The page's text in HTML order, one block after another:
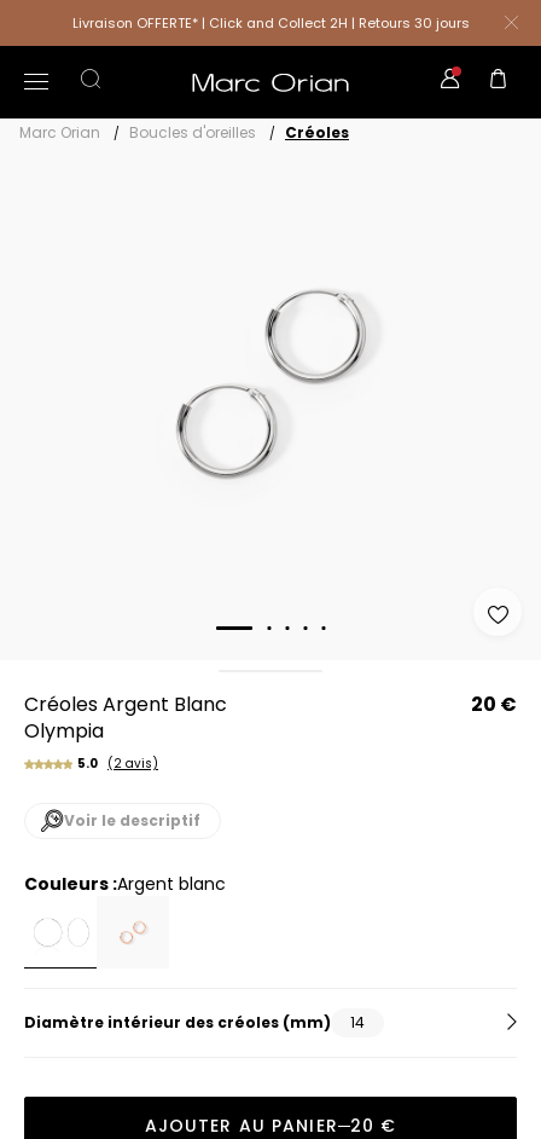
Livraison OFFERTE* | Click and Collect 2H | Retours 30 jours
Marc Orian Boucles d'oreilles Créoles
Créoles Argent Blanc
Olympia
20 €
5.0 (2 avis)
Voir le descriptif
Couleurs : argent blanc
Diamètre intérieur des créoles (mm) 14
AJOUTER AU PANIER 20 €